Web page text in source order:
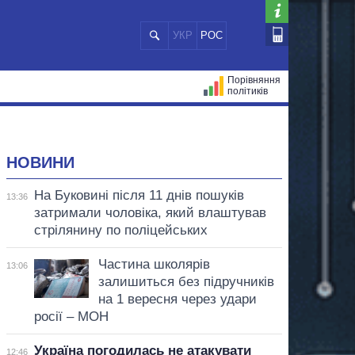
УКР РОС
Порівняння
політиків
НОВИНИ
13:36
На Буковині після 11 днів пошуків
затримали чоловіка, який влаштував
стрілянину по поліцейських
13:06
Частина школярів
залишиться без підручників
на 1 вересня через удари
росії – МОН
12:46
Україна погодилась не атакувати